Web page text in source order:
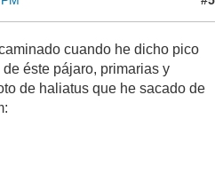
cuando he dicho pico
éste pájaro, primarias y
de haliatus que he sacado de